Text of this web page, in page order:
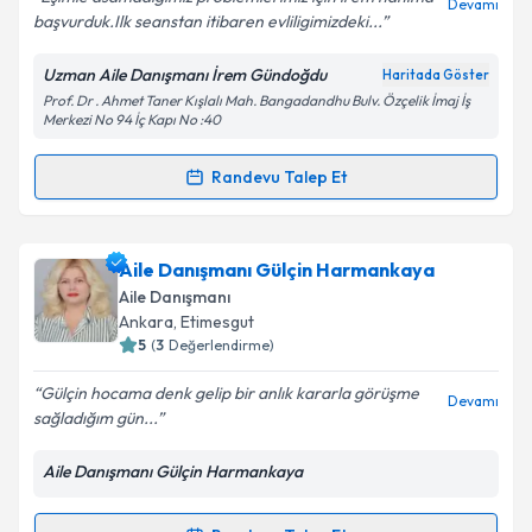
Kişisel verilerimin işlenmesine ilişkinAydınlatma
Metni'ni okudum ve kişisel verilerimin belirtilen
kapsamda işlenmesini kabul ediyorum.
başvurduk.Ilk seanstan itibaren evliligimizdeki...
Devamı
Uzman Aile Danışmanı İrem Gündoğdu Haritada Göster
Prof. Dr . Ahmet Taner Kışlalı Mah. Bangadandhu Bulv. Özçelik İmaj İş
Merkezi No 94 İç Kapı No :40
Randevu Talep Et
Randevu Takvimi Talebi
Uzman Aile Danışmanı İrem Gündoğduiçin
randevu takvimi talebi oluşturun. Size bu uzmandan
randevu almanız için bir takvim hazırlandığında e-
posta ile bilgilendireceğiz.
E-posta Adresiniz
'ni okudum ve kişisel verilerimin belirtilen
Aile Danışmanı Gülçin Harmankaya
Aile Danışmanı
Ankara, Etimesgut
5 (3 Değerlendirme)
Gülçin hocama denk gelip bir anlık kararla görüşme
sağladığım gün...
Devamı
Aile Danışmanı Gülçin Harmankaya